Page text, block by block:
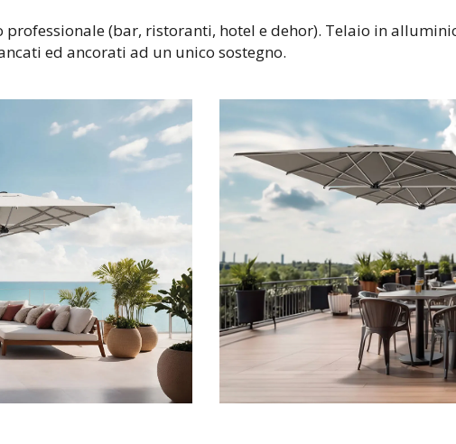
(bar, ristoranti, hotel e dehor). Telaio in
ed ancorati ad un unico sostegno.